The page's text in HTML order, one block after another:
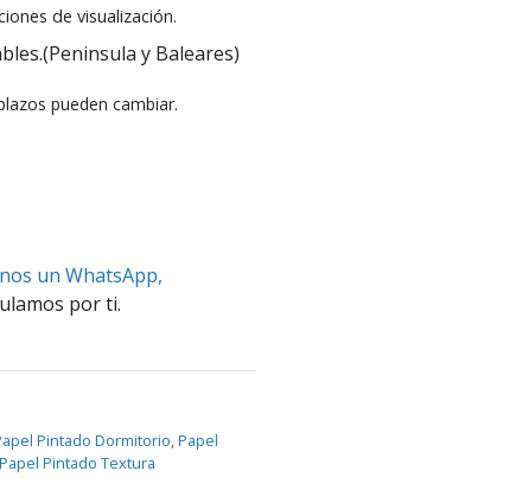
de visualización.
y Baleares)
pueden cambiar.
un WhatsApp,
por ti.
Pintado Dormitorio Papel
Papel Pintado Textura